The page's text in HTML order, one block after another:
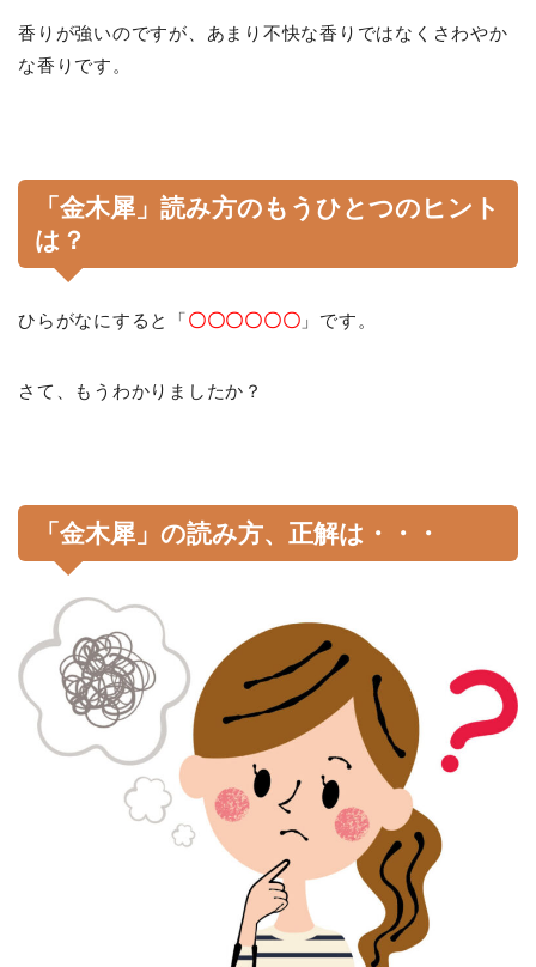
香りが強いのですが、あまり不快な香りではなくさわやか
な香りです。
「金木犀」読み方のもうひとつのヒント
は？
ひらがなにすると「〇〇〇〇〇〇 」です。
さて、もうわかりましたか？
「金木犀」の読み方、正解は・・・